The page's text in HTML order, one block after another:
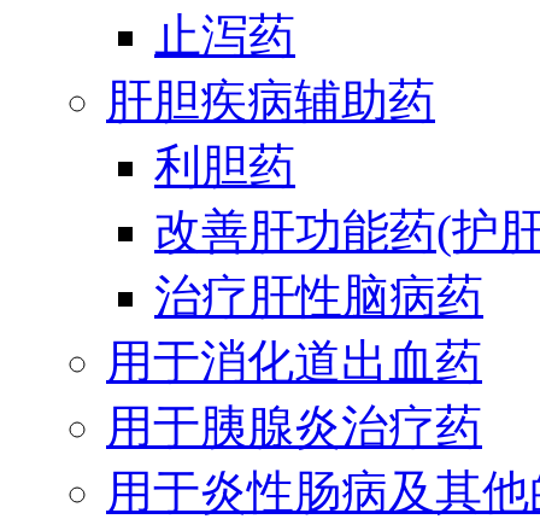
止泻药
肝胆疾病辅助药
利胆药
改善肝功能药(护
治疗肝性脑病药
用于消化道出血药
用于胰腺炎治疗药
用于炎性肠病及其